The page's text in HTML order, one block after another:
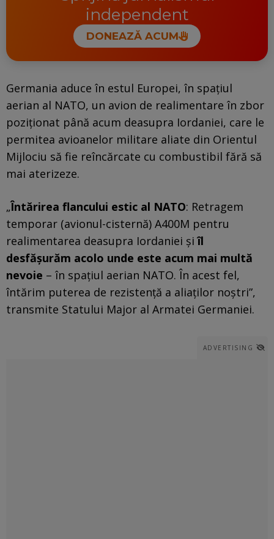
independent
DONEAZĂ ACUM
Germania aduce în estul Europei, în spațiul
aerian al NATO, un avion de realimentare în zbor
poziționat până acum deasupra Iordaniei, care le
permitea avioanelor militare aliate din Orientul
Mijlociu să fie reîncărcate cu combustibil fără să
mai aterizeze.
„Întărirea flancului estic al NATO: Retragem
temporar (avionul-cisternă) A400M pentru
realimentarea deasupra Iordaniei șiîl
desfășurăm acolo unde este acum mai multă
nevoie – în spațiul aerian NATO. În acest fel,
întărim puterea de rezistență a aliaților noștri”,
transmite Statului Major al Armatei Germaniei.
ADVERTISING